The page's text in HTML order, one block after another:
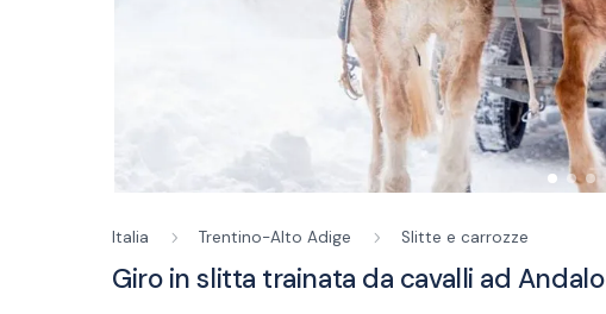
Italia Trentino-Alto Adige Slitte e carrozze
Giro in slitta trainata da cavalli ad Andalo